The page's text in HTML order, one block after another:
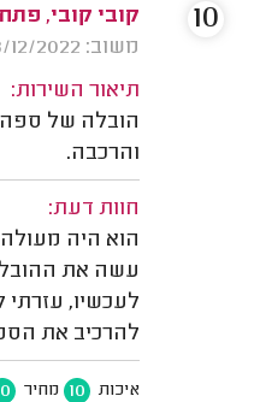
קובי קובי,
משוב: 18/12/2022
תיאור השירות:
הובלה של ספה
והרכבה.
חוות דעת:
הוא היה
עשה את
לעכשיו, עזרתי
להרכיב את
איכות 10 מחיר
10